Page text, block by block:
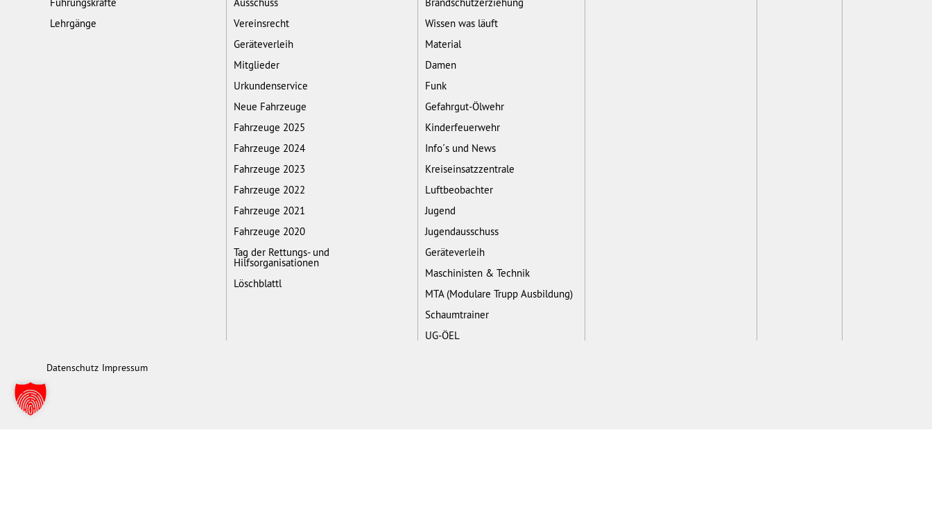
Führungskräfte
Lehrgänge
Ausschuss
Vereinsrecht
Geräteverleih
Mitglieder
Urkundenservice
Neue Fahrzeuge
Fahrzeuge 2025
Fahrzeuge 2024
Fahrzeuge 2023
Fahrzeuge 2022
Fahrzeuge 2021
Fahrzeuge 2020
Tag der Rettungs- und
Hilfsorganisationen
Löschblattl
Brandschutzerziehung
Wissen was läuft
Material
Damen
Funk
Gefahrgut-Ölwehr
Kinderfeuerwehr
Info´s und News
Kreiseinsatzzentrale
Luftbeobachter
Jugend
Jugendausschuss
Geräteverleih
Maschinisten & Technik
MTA (Modulare Trupp Ausbildung)
Schaumtrainer
UG-ÖEL
Datenschutz Impressum